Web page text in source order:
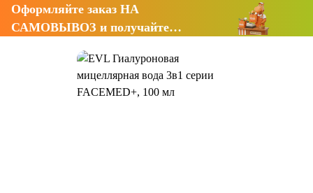
Оформляйте заказ НА
САМОВЫВОЗ и получайте